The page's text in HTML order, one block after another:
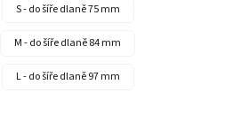
S - do šíře dlaně 75 mm
M - do šíře dlaně 84 mm
L - do šíře dlaně 97 mm